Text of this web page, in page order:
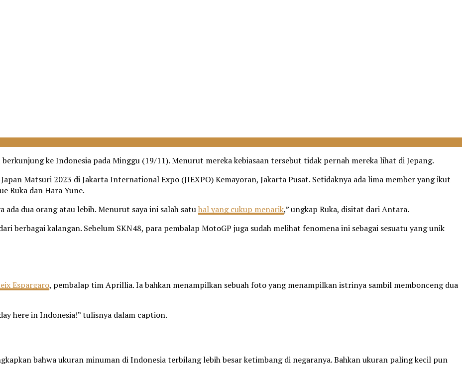
ke Indonesia pada Minggu (19/11). Menurut mereka kebiasaan tersebut tidak pernah mereka lihat di Jepang.
Matsuri 2023 di Jakarta International Expo (JIEXPO) Kemayoran, Jakarta Pusat. Setidaknya ada lima member yang ikut
Ruka dan Hara Yune.
dua orang atau lebih. Menurut saya ini salah satuhal yang cukup menarik,” ungkap Ruka, disitat dari Antara.
berbagai kalangan. Sebelum SKN48, para pembalap MotoGP juga sudah melihat fenomena ini sebagai sesuatu yang unik
Espargaro, pembalap tim Aprillia. Ia bahkan menampilkan sebuah foto yang menampilkan istrinya sambil membonceng dua
here in Indonesia!” tulisnya dalam caption.
bahwa ukuran minuman di Indonesia terbilang lebih besar ketimbang di negaranya. Bahkan ukuran paling kecil pun